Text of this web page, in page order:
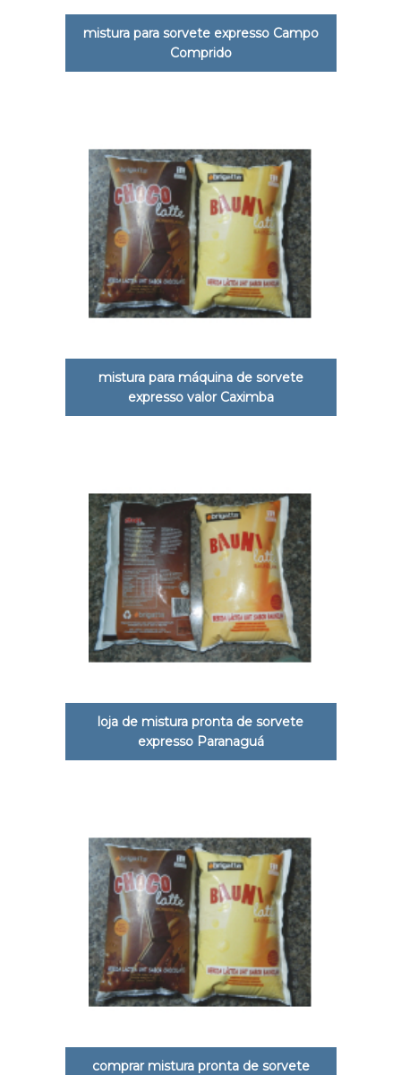
mistura para sorvete expresso Campo
Comprido
mistura para máquina de sorvete
expresso valor Caximba
loja de mistura pronta de sorvete
expresso Paranaguá
comprar mistura pronta de sorvete